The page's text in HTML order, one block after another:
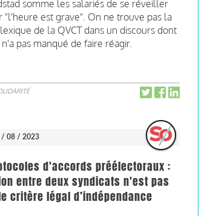
somme les salariés de se réveiller
"l'heure est grave". On ne trouve pas la
de la QVCT dans un discours dont
pas manqué de faire réagir.
/ 08 / 2023
d'accords préélectoraux :
entre deux syndicats n'est pas
critère légal d’indépendance